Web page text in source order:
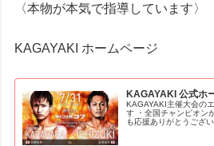
〈本物が本気で指導しています〉
KAGAYAKI ホームページ
KAGAYAKI 公式ホ
KAGAYAKI主催大会の
す ・全国チャンピオン
も応援ありがとうござ